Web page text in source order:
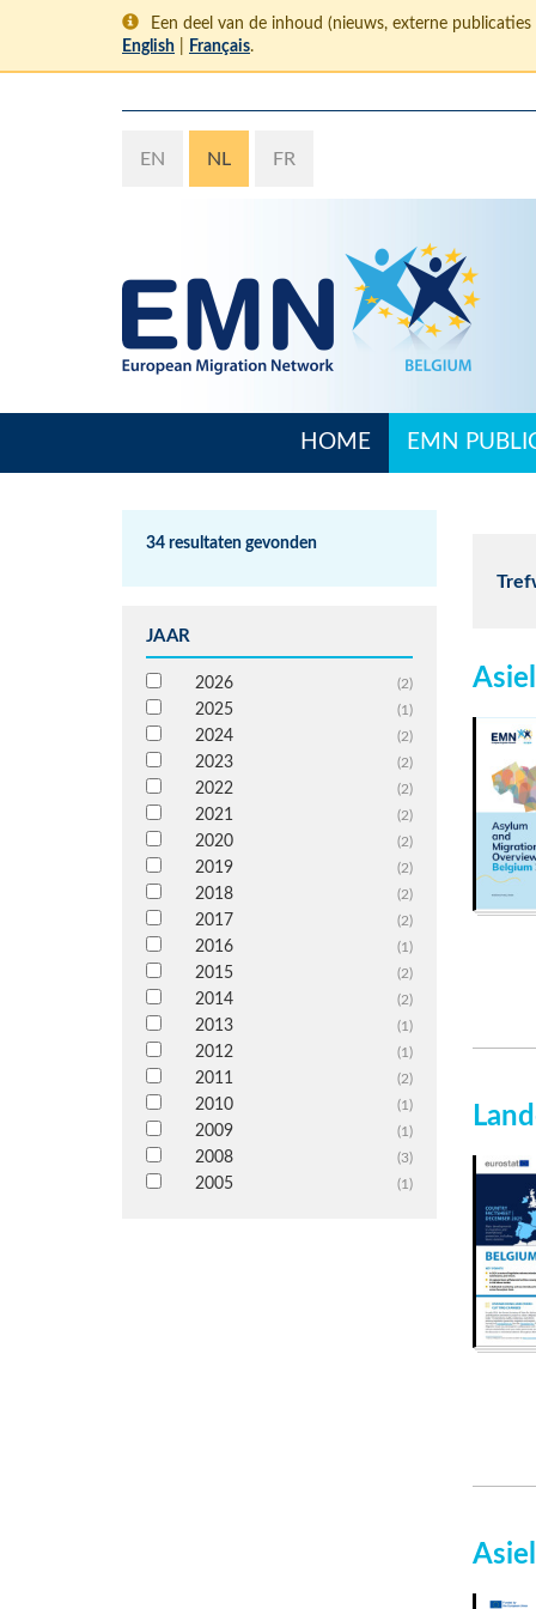
Een deel van de inhoud (nieuws, externe
English
Français.
EN NL FR
HOME EMN
34 resultaten gevonden
JAAR
2026 (2)
2025 (1)
2024 (2)
2023 (2)
2022 (2)
2021 (2)
2020 (2)
2019 (2)
2018 (2)
2017 (2)
2016 (1)
2015 (2)
2014 (2)
2013 (1)
2012 (1)
2011 (2)
2010 (1)
2009 (1)
2008 (3)
2005 (1)